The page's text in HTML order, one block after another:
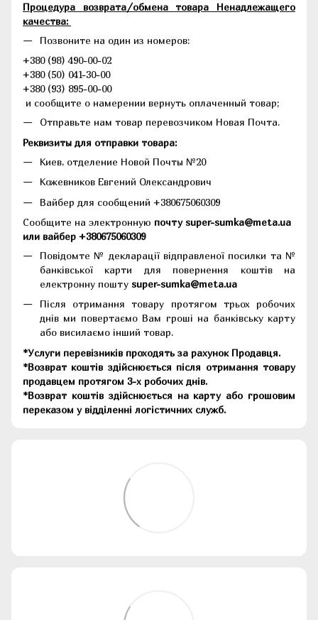
Процедура возврата/обмена товара Ненадлежащего
качества:
Позвоните на один из номеров:
+380 (98) 490-00-02
+380 (50) 041-30-00
+380 (93) 895-00-00
и сообщите о намерении вернуть оплаченный товар;
Отправьте нам товар перевозчиком Новая Почта.
Реквизиты для отправки товара:
Киев, отделение Новой Почты №20
Кожевников Евгений Олександрович
Вайбер для сообщений +380675060309
Сообщите на электронную почту super-sumka@meta.ua
или вайбер +380675060309
Повідомте № декларації відправленої посилки та №
банківської карти для повернення коштів на
електронну пошту super-sumka@meta.ua
Після отримання товару протягом трьох робочих
днів ми повертаємо Вам гроші на банківську карту
або висилаємо інший товар.
*Услуги перевізників проходять за рахунок Продавця.
*Возврат коштів здійснюється після отримання товару
продавцем протягом 3-х робочих днів.
*Возврат коштів здійснюється на карту або грошовим
переказом у відділенні логістичних служб.